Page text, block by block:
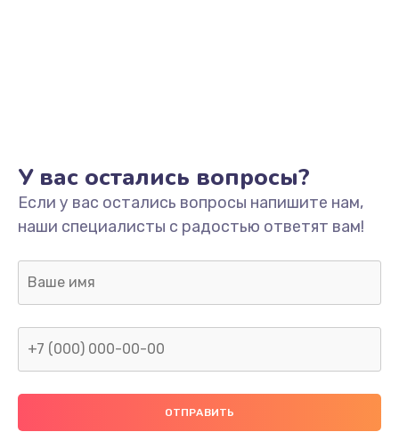
Замена/Pемонт карбюратора
1300 руб.
Заказать
Ремонт капиллярной трубки
400 руб.
У вас остались вопросы?
Если у вас остались вопросы напишите нам,
наши специалисты с радостью ответят вам!